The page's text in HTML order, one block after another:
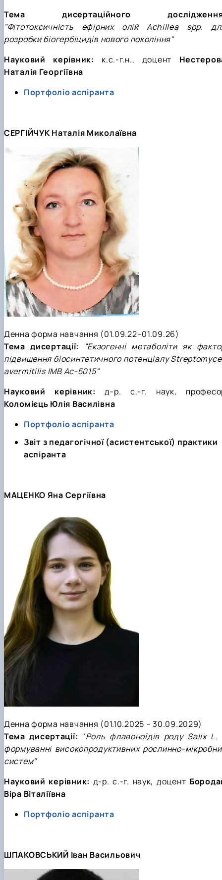
Тема дисертаційного
"Фітотоксичність ефірних олій Achillea spp.
розробки біогербіцидів нового покоління"
Науковий керівник: к.с.-г.н., доцент
Наталія Георгіївна
Портфоліо аспіранта
СЕРГІЙЧУК Наталія Миколаївна
Денна форма навчання (01.09.22–01.09.26)
Тема дисертації:
"Екзогенні метаболіти як
підвищення біосинтетичного потенціалу
avermitilis ІМВ Ас-5015"
Науковий керівник:д-р. с.-г. наук,
Коломієць Юлія Василівна
Портфоліо аспіранта
Звіт з педагогічної (асистентської) практики
аспіранта
МАЦЕНКО Яна Сергіївна
Денна форма навчання (01.10.2025 – 30.09.2029)
Тема дисертації: "Роль флавоноїдів роду Salix L.
формуванні високопродуктивних рослинно-
систем"
Науковий керівник: д-р. с.-г. наук, доцент
Віра Віталіївна
Портфоліо аспіранта
ШПАКОВСЬКИЙ Іван Васильович